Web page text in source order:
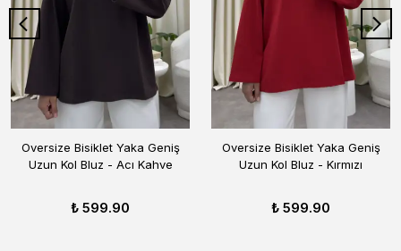
Oversize Bisiklet Yaka Geniş
Uzun Kol Bluz - Acı Kahve
₺ 599.90
Oversize Bisiklet Yaka Geniş
Uzun Kol Bluz - Kırmızı
₺ 599.90